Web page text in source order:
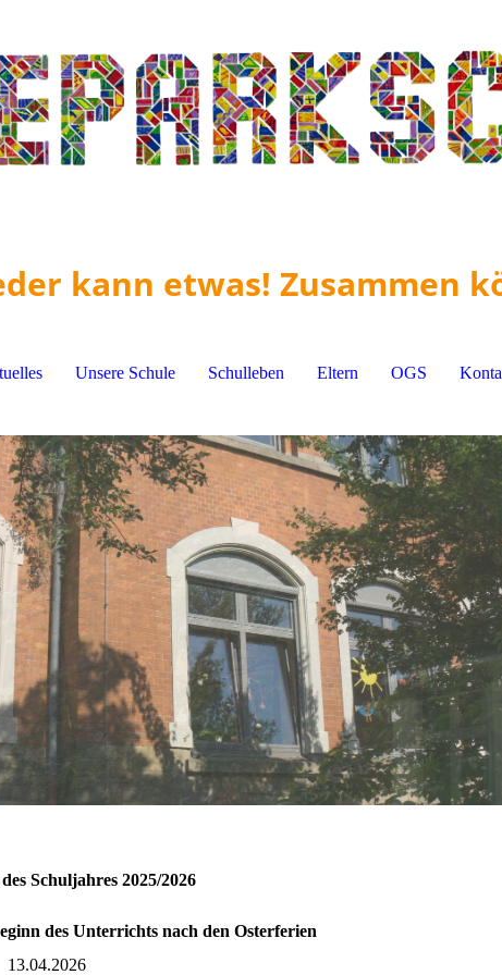
kann etwas! Zusammen
Unsere Schule Schulleben Eltern OGS
Schuljahres 2025/2026
des Unterrichts nach den Osterferien
13.04.2026